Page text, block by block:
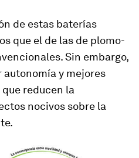
de estas baterías
que el de las de plomo-
Sin embargo,
autonomía y mejores
reducen la
nocivos sobre la